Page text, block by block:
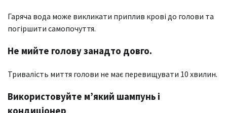
Гаряча вода може викликати приплив крові до голови та
погіршити самопочуття.
Не мийте голову занадто довго.
Тривалість миття голови не має перевищувати 10 хвилин.
Використовуйте м’який шампунь і
кондиціонер